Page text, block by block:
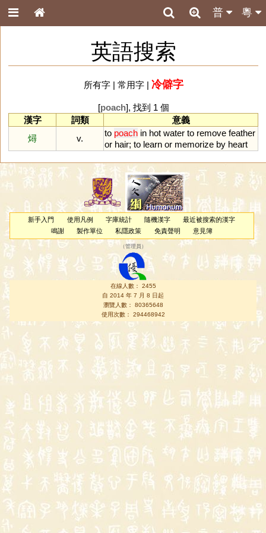
粵
普
英語搜索
所有字| 常用字| 冷僻字
[poach], 找到 1 個
漢字
詞類
意義
燖
v.
to poach in hot water to remove feather
or hair; to learn or memorize by heart
新手入門 使用凡例 字庫統計 隨機漢字
最近被搜索的漢字
鳴謝
製作單位 私隱政策 免責聲明 意見簿
（管理員 ）
在線人數： 2455
自 2014 年 7 月 8 日起
瀏覽人數： 80365648
使用次數： 294468942